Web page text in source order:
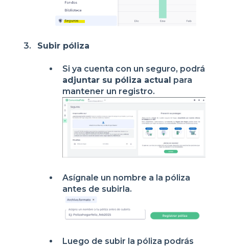
Subir póliza
Si ya cuenta con un seguro, podrá
adjuntar su póliza actual para
mantener un registro.
Asígnale un nombre a la póliza
antes de subirla.
Luego de subir la póliza podrás